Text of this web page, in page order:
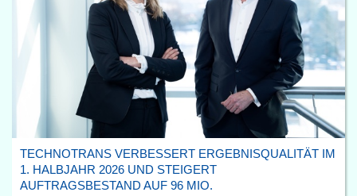
TECHNOTRANS VERBESSERT ERGEBNISQUALITÄT IM
1. HALBJAHR 2026 UND STEIGERT
AUFTRAGSBESTAND AUF 96 MIO.